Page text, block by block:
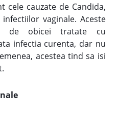
cele cauzate de Candida,
vaginale. Aceste
de obicei tratate cu
infectia curenta, dar nu
acestea tind sa isi